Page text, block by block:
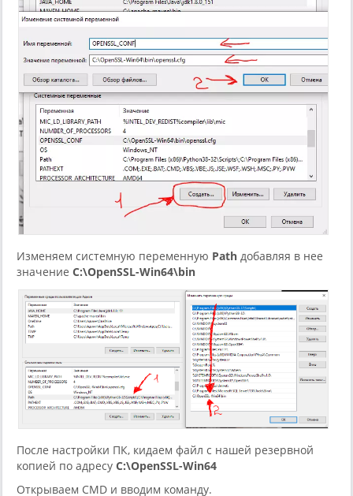
Изменяем системную переменную Path добавляя в нее
значение C:\OpenSSL-Win64\bin
После настройки ПК, кидаем файл с нашей резервной
копией по адресу C:\OpenSSL-Win64
Открываем CMD и вводим команду.